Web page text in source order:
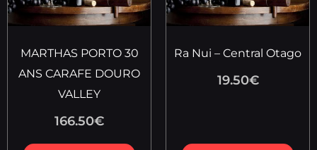
MARTHAS PORTO 30
ANS CARAFE DOURO
VALLEY
166.50€
Ra Nui – Central Otago
19.50€